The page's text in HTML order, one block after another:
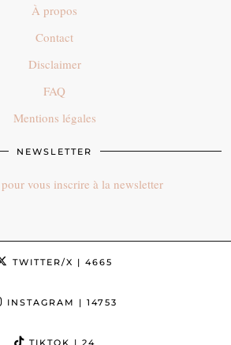
À propos
Contact
Disclaimer
FAQ
Mentions légales
NEWSLETTER
vous inscrire à la newsletter
TWITTER/X | 4665
INSTAGRAM | 14753
TIKTOK | 24